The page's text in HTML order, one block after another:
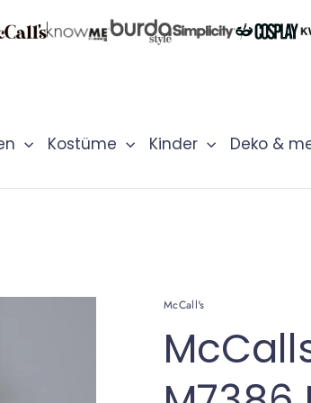
Kostüme Kinder Deko &
McCall's